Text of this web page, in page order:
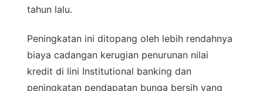
tahun lalu.
Peningkatan ini ditopang oleh lebih rendahnya
biaya cadangan kerugian penurunan nilai
kredit di lini Institutional banking dan
peningkatan pendapatan bunga bersih yang